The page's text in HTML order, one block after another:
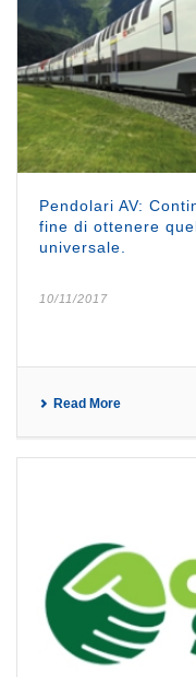
Pendolari AV:
fine di ottenere
universale.
10/11/2017
Read More